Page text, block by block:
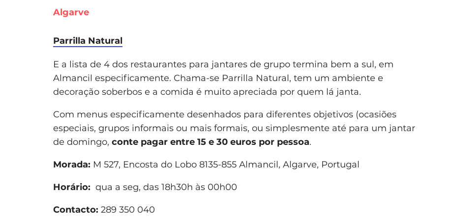
Algarve
Parrilla Natural
E a lista de 4 dos restaurantes para jantares de grupo termina bem a sul, em
Almancil especificamente. Chama-se Parrilla Natural, tem um ambiente e
decoração soberbos e a comida é muito apreciada por quem lá janta.
Com menus especificamente desenhados para diferentes objetivos (ocasiões
especiais, grupos informais ou mais formais, ou simplesmente até para um jantar
de domingo, conte pagar entre 15 e 30 euros por pessoa.
Morada: M 527, Encosta do Lobo 8135-855 Almancil, Algarve, Portugal
Horário: qua a seg, das 18h30h às 00h00
Contacto: 289 350 040